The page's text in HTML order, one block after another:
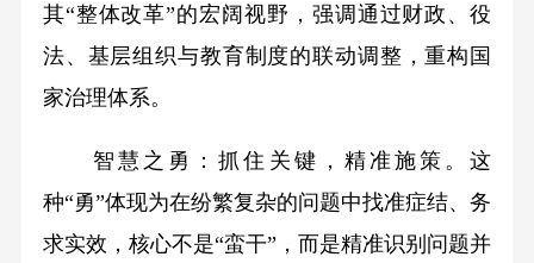
其“整体改革”的宏阔视野，强调通过财政、役
法、基层组织与教育制度的联动调整，重构国
家治理体系。
智慧之勇：抓住关键，精准施策。这
种“勇”体现为在纷繁复杂的问题中找准症结、务
求实效，核心不是“蛮干”，而是精准识别问题并